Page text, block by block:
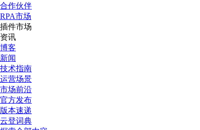
合作伙伴
RPA市场
插件市场
资讯
博客
新闻
技术指南
运营场景
市场前沿
官方发布
版本速递
云登词典